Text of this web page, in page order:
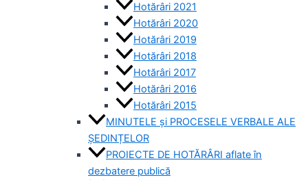
Hotărâri 2021
Hotărâri 2020
Hotărâri 2019
Hotărâri 2018
Hotărâri 2017
Hotărâri 2016
Hotărâri 2015
MINUTELE și PROCESELE VERBALE ALE
ȘEDINȚELOR
PROIECTE DE HOTĂRÂRI aflate în
dezbatere publică